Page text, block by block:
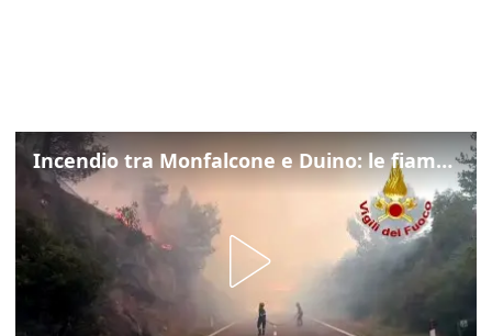
Incendio tra Monfalcone e Duino: le fiamme lambiscono la strada